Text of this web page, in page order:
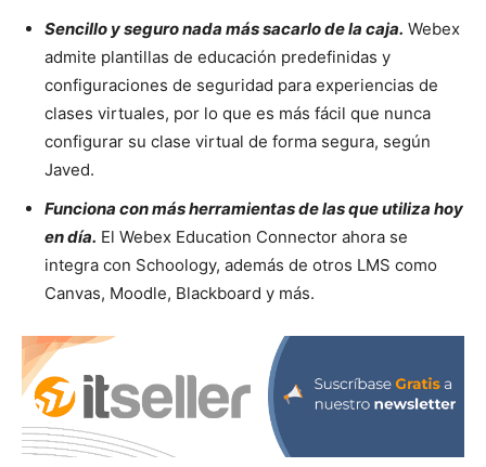
Sencillo y seguro nada más sacarlo de la caja. Webex
admite plantillas de educación predefinidas y
configuraciones de seguridad para experiencias de
clases virtuales, por lo que es más fácil que nunca
configurar su clase virtual de forma segura, según
Javed.
Funciona con más herramientas de las que utiliza hoy
en día. El Webex Education Connector ahora se
integra con Schoology, además de otros LMS como
Canvas, Moodle, Blackboard y más.